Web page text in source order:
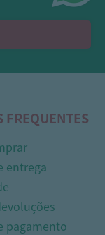
FREQUENTES
entrega
pagamento